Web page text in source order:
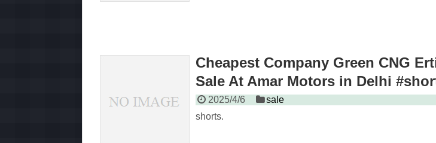
Cheapest Company Green CNG
Sale At Amar Motors in Delhi
2025/4/6
sale
shorts.